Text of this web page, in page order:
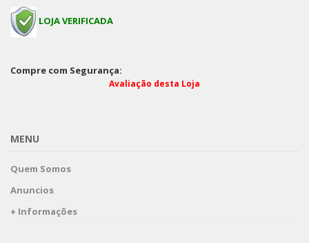
LOJA VERIFICADA
Compre com Segurança:
Avaliação desta Loja
MENU
Quem Somos
Anuncios
+ Informações